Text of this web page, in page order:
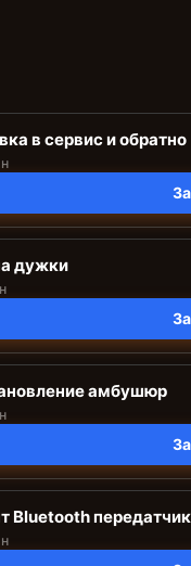
в сервис и обратно
дужки
амбушюр
Bluetooth